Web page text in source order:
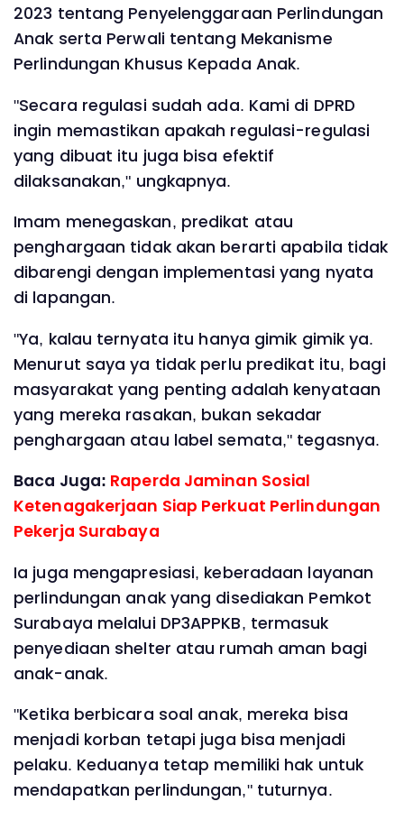
2023 tentang Penyelenggaraan Perlindungan
Anak serta Perwali tentang Mekanisme
Perlindungan Khusus Kepada Anak.
‎"Secara regulasi sudah ada. Kami di DPRD
ingin memastikan apakah regulasi-regulasi
yang dibuat itu juga bisa efektif
dilaksanakan," ungkapnya.
‎Imam menegaskan, predikat atau
penghargaan tidak akan berarti apabila tidak
dibarengi dengan implementasi yang nyata
di lapangan.
‎"Ya, kalau ternyata itu hanya gimik gimik ya.
Menurut saya ya tidak perlu predikat itu, bagi
masyarakat yang penting adalah kenyataan
yang mereka rasakan, bukan sekadar
penghargaan atau label semata," tegasnya.
Baca Juga: Raperda Jaminan Sosial
Ketenagakerjaan Siap Perkuat Perlindungan
Pekerja Surabaya ‎
‎Ia juga mengapresiasi, keberadaan layanan
perlindungan anak yang disediakan Pemkot
Surabaya melalui DP3APPKB, termasuk
penyediaan shelter atau rumah aman bagi
anak-anak.
‎"Ketika berbicara soal anak, mereka bisa
menjadi korban tetapi juga bisa menjadi
pelaku. Keduanya tetap memiliki hak untuk
mendapatkan perlindungan," tuturnya.